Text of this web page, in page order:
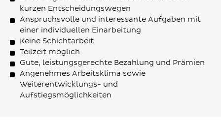
kurzen Entscheidungswegen
Anspruchsvolle und interessante Aufgaben mit
einer individuellen Einarbeitung
Keine Schichtarbeit
Teilzeit möglich
Gute, leistungsgerechte Bezahlung und Prämien
Angenehmes Arbeitsklima sowie
Weiterentwicklungs- und
Aufstiegsmöglichkeiten